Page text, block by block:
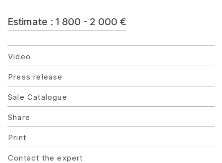
Estimate : 1 800 - 2 000 €
Video
Press release
Sale Catalogue
Share
Print
Contact the expert